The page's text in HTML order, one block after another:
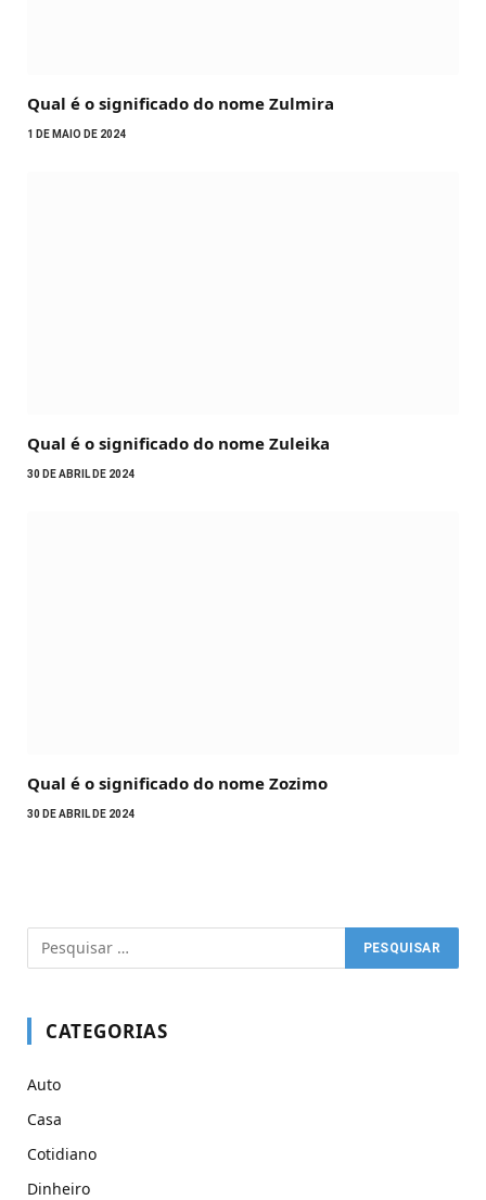
Qual é o significado do nome Zulmira
1 DE MAIO DE 2024
Qual é o significado do nome Zuleika
30 DE ABRIL DE 2024
Qual é o significado do nome Zozimo
30 DE ABRIL DE 2024
CATEGORIAS
Auto
Casa
Cotidiano
Dinheiro